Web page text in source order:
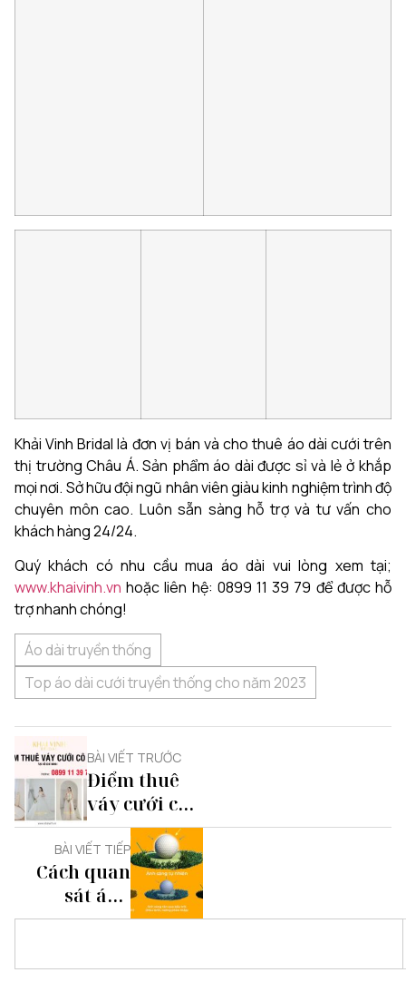
Khải Vinh Bridal là đơn vị bán và cho thuê áo dài cưới trên
thị trường Châu Á. Sản phẩm áo dài được sỉ và lẻ ở khắp
mọi nơi. Sở hữu đội ngũ nhân viên giàu kinh nghiệm trình độ
chuyên môn cao. Luôn sẵn sàng hỗ trợ và tư vấn cho
khách hàng 24/24.
Quý khách có nhu cầu mua áo dài vui lòng xem tại;
www.khaivinh.vn hoặc liên hệ: 0899 11 39 79 để được hỗ
trợ nhanh chóng!
Áo dài truyền thống
Top áo dài cưới truyền thống cho năm 2023
BÀI VIẾT TRƯỚC
Điểm thuê
váy cưới cô
dâu tại Hồ
Chí Minh
BÀI VIẾT TIẾP
Cách quan
sát ánh
sáng trong